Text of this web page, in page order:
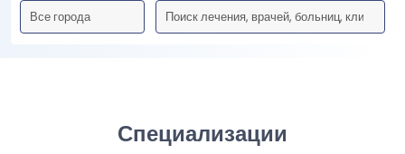
Специализации